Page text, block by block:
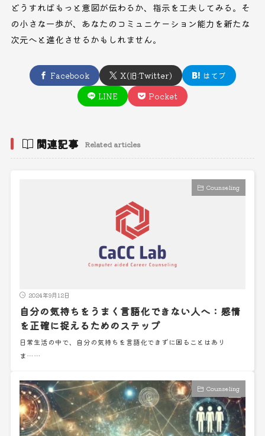
どうすればもっと意図が伝わるか、指示を工夫してみる。そ
の小さな一歩が、あなたのコミュニケーション能力を新たな
次元へと進化させるかもしれません。
Facebook X(旧:Twitter)
はてブ
LINE
Pocket
関連記事 Related articles
Counseling
2024年9月12日
自分の気持ちをうまく言語化できない人へ：感情
を正確に捉えるためのステップ
日常生活の中で、自分の気持ちを言語化できずに困ることはあり
ま……
Counseling